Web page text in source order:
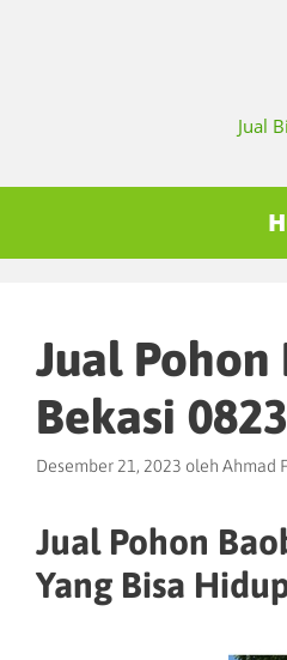
Jual
Jual Pohon
Bekasi
Desember 21, 2023 oleh Ahmad
Jual Pohon
Yang Bisa